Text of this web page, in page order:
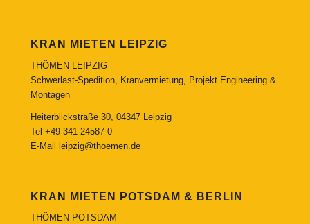
KRAN MIETEN LEIPZIG
THÖMEN LEIPZIG
Schwerlast-Spedition, Kranvermietung, Projekt Engineering &
Montagen
Heiterblickstraße 30, 04347 Leipzig
Tel +49 341 24587-0
E-Mail leipzig@thoemen.de
KRAN MIETEN POTSDAM & BERLIN
THÖMEN POTSDAM